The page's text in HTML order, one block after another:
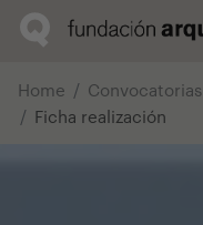
Home Convocatorias
Ficha realización